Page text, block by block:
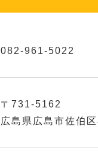
082-961-5022
〒731-5162
広島県広島市佐伯